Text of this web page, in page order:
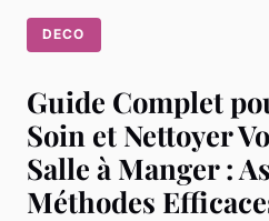
DECO
Guide Complet
Soin et Nettoyer
Salle à Manger :
Méthodes